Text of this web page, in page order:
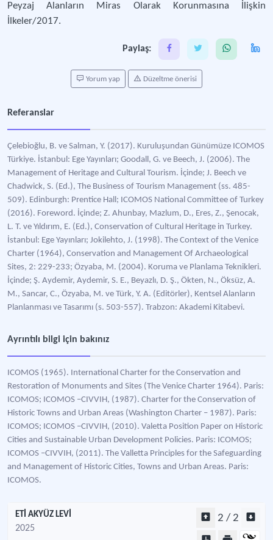
Peyzaj Alanların Miras Olarak Korunmasına İlişkin
İlkeler/2017.
Paylaş:
Yorum yap Düzeltme önerisi
Referanslar
Çelebioğlu, B. ve Salman, Y. (2017). Kuruluşundan Günümüze ICOMOS
Türkiye. İstanbul: Ege Yayınları; Goodall, G. ve Beech, J. (2006). The
Management of Heritage and Cultural Tourism. İçinde; J. Beech ve
Chadwick, S. (Ed.), The Business of Tourism Management (ss. 485-
509). Edinburgh: Prentice Hall; ICOMOS National Committee of Turkey
(2016). Foreword. İçinde; Z. Ahunbay, Mazlum, D., Eres, Z., Şenocak,
L. T. ve Yıldırım, E. (Ed.), Conservation of Cultural Heritage in Turkey.
İstanbul: Ege Yayınları; Jokilehto, J. (1998). The Context of the Venice
Charter (1964), Conservation and Management Of Archaeological
Sites, 2: 229-233; Özyaba, M. (2004). Koruma ve Planlama Teknikleri.
İçinde; Ş. Aydemir, Aydemir, S. E., Beyazlı, D. Ş., Ökten, N., Öksüz, A.
M., Sancar, C., Özyaba, M. ve Türk, Y. A. (Editörler), Kentsel Alanların
Planlanması ve Tasarımı (s. 503-557). Trabzon: Akademi Kitabevi.
Ayrıntılı bilgi için bakınız
ICOMOS (1965). International Charter for the Conservation and
Restoration of Monuments and Sites (The Venice Charter 1964). Paris:
ICOMOS; ICOMOS –CIVVIH, (1987). Charter for the Conservation of
Historic Towns and Urban Areas (Washington Charter – 1987). Paris:
ICOMOS; ICOMOS –CIVVIH, (2010). Valetta Position Paper on Historic
Cities and Sustainable Urban Development Policies. Paris: ICOMOS;
ICOMOS –CIVVIH, (2011). The Valletta Principles for the Safeguarding
and Management of Historic Cities, Towns and Urban Areas. Paris:
ICOMOS.
ETİ AKYÜZ LEVİ
2025
2 / 2